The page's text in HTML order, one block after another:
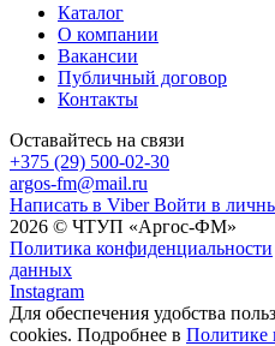
Каталог
О компании
Вакансии
Публичный договор
Контакты
Оставайтесь на связи
+375 (29) 500-02-30
argos-fm@mail.ru
Написать в Viber Войти в
2026 © ЧТУП «Аргос-ФМ»
Политика конфиденциальности
данных
Instagram
Для обеспечения удобства
cookies. Подробнее в Политике